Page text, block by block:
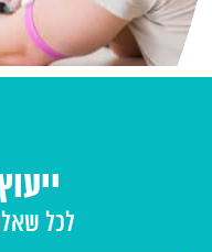
לכל